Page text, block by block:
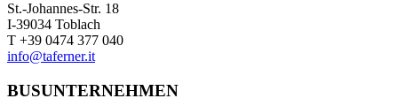
St.-Johannes-Str. 18
I-39034 Toblach
T +39 0474 377 040
info@taferner.it
BUSUNTERNEHMEN